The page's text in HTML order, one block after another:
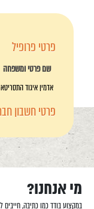
פרטי פרופיל
שם פרטי ומשפחה
אדמין איגוד
פרטי חשבון
מי אנחנו?